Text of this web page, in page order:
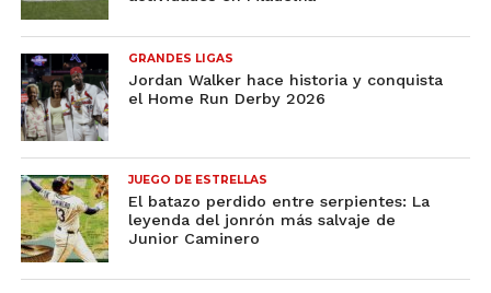
GRANDES LIGAS
Jordan Walker hace historia y conquista
el Home Run Derby 2026
JUEGO DE ESTRELLAS
El batazo perdido entre serpientes: La
leyenda del jonrón más salvaje de
Junior Caminero